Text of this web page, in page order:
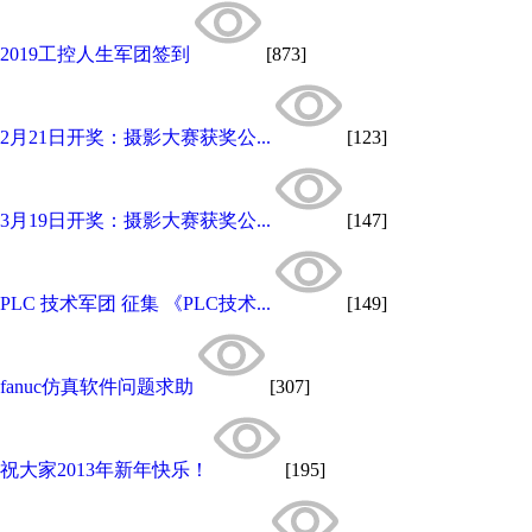
2019工控人生军团签到 [873]
2月21日开奖：摄影大赛获奖公... [123]
3月19日开奖：摄影大赛获奖公... [147]
PLC 技术军团 征集 《PLC技术... [149]
fanuc仿真软件问题求助 [307]
祝大家2013年新年快乐！ [195]